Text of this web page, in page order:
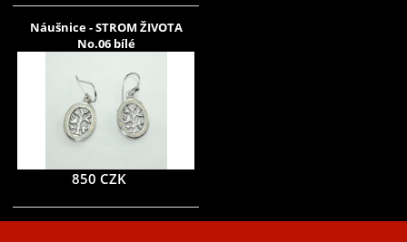
Náušnice - STROM ŽIVOTA
No.06 bílé
850 CZK